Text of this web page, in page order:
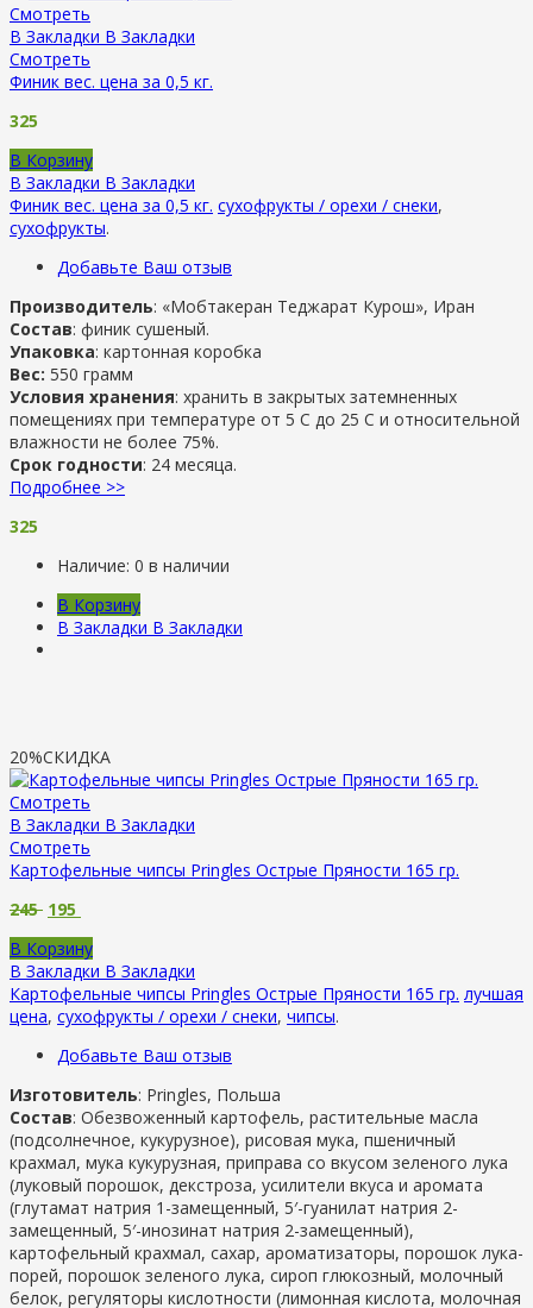
Смотреть
В Закладки В Закладки
Смотреть
Финик вес. цена за 0,5 кг.
325
В Корзину
В Закладки В Закладки
Финик вес. цена за 0,5 кг. сухофрукты / орехи / снеки,
сухофрукты.
Добавьте Ваш отзыв
Производитель: «Мобтакеран Теджарат Курош», Иран
Состав: финик сушеный.
Упаковка: картонная коробка
Вес: 550 грамм
Условия хранения: хранить в закрытых затемненных
помещениях при температуре от 5 С до 25 С и относительной
влажности не более 75%.
Срок годности: 24 месяца.
Подробнее >>
325
Наличие: 0 в наличии
В Корзину
В Закладки В Закладки
20%СКИДКА
Смотреть
В Закладки В Закладки
Смотреть
Картофельные чипсы Pringles Острые Пряности 165 гр.
245 195
В Корзину
В Закладки В Закладки
Картофельные чипсы Pringles Острые Пряности 165 гр. лучшая
цена, сухофрукты / орехи / снеки, чипсы.
Добавьте Ваш отзыв
Изготовитель: Pringles, Польша
Состав: Обезвоженный картофель, растительные масла
(подсолнечное, кукурузное), рисовая мука, пшеничный
крахмал, мука кукурузная, приправа со вкусом зеленого лука
(луковый порошок, декстроза, усилители вкуса и аромата
(глутамат натрия 1-замещенный, 5′-гуанилат натрия 2-
замещенный, 5′-инозинат натрия 2-замещенный),
картофельный крахмал, сахар, ароматизаторы, порошок лука-
порей, порошок зеленого лука, сироп глюкозный, молочный
белок, регуляторы кислотности (лимонная кислота, молочная